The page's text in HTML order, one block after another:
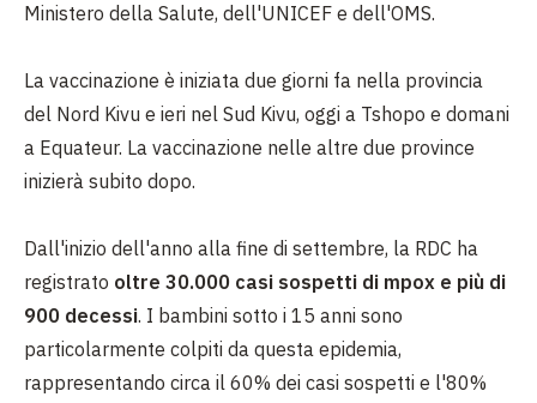
Ministero della Salute, dell'UNICEF e dell'OMS.
La vaccinazione è iniziata due giorni fa nella provincia
del Nord Kivu e ieri nel Sud Kivu, oggi a Tshopo e domani
a Equateur. La vaccinazione nelle altre due province
inizierà subito dopo.
Dall'inizio dell'anno alla fine di settembre, la RDC ha
registrato oltre 30.000 casi sospetti di mpox e più di
900 decessi. I bambini sotto i 15 anni sono
particolarmente colpiti da questa epidemia,
rappresentando circa il 60% dei casi sospetti e l'80%